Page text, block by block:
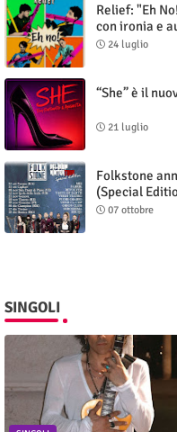
Relief: "Eh
con ironia e
24 luglio
“She” è il
21 luglio
Folkstone
(Special
07 ottobre
SINGOLI